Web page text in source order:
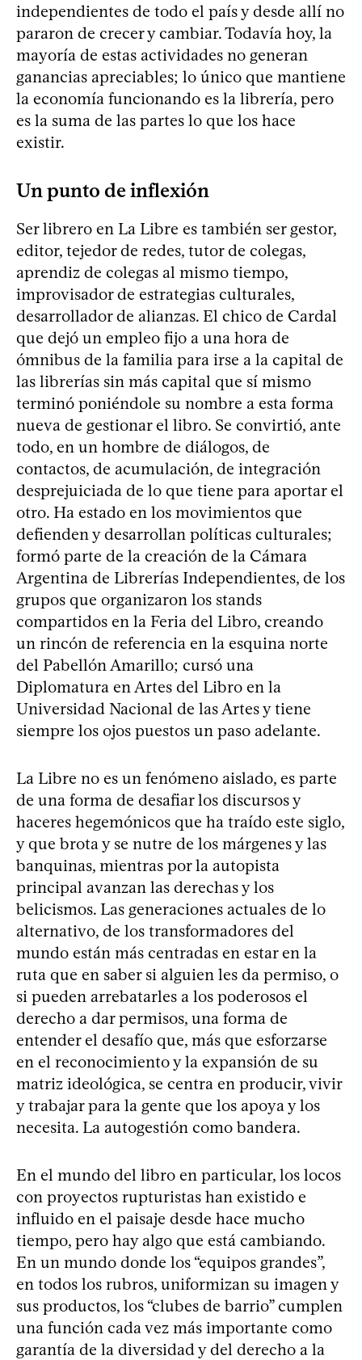
independientes de todo el país y desde allí no
pararon de crecer y cambiar. Todavía hoy, la
mayoría de estas actividades no generan
ganancias apreciables; lo único que mantiene
la economía funcionando es la librería, pero
es la suma de las partes lo que los hace
existir.
Un punto de inflexión
Ser librero en La Libre es también ser gestor,
editor, tejedor de redes, tutor de colegas,
aprendiz de colegas al mismo tiempo,
improvisador de estrategias culturales,
desarrollador de alianzas. El chico de Cardal
que dejó un empleo fijo a una hora de
ómnibus de la familia para irse a la capital de
las librerías sin más capital que sí mismo
terminó poniéndole su nombre a esta forma
nueva de gestionar el libro. Se convirtió, ante
todo, en un hombre de diálogos, de
contactos, de acumulación, de integración
desprejuiciada de lo que tiene para aportar el
otro. Ha estado en los movimientos que
defienden y desarrollan políticas culturales;
formó parte de la creación de la Cámara
Argentina de Librerías Independientes, de los
grupos que organizaron los stands
compartidos en la Feria del Libro, creando
un rincón de referencia en la esquina norte
del Pabellón Amarillo; cursó una
Diplomatura en Artes del Libro en la
Universidad Nacional de las Artes y tiene
siempre los ojos puestos un paso adelante.
La Libre no es un fenómeno aislado, es parte
de una forma de desafiar los discursos y
haceres hegemónicos que ha traído este siglo,
y que brota y se nutre de los márgenes y las
banquinas, mientras por la autopista
principal avanzan las derechas y los
belicismos. Las generaciones actuales de lo
alternativo, de los transformadores del
mundo están más centradas en estar en la
ruta que en saber si alguien les da permiso, o
si pueden arrebatarles a los poderosos el
derecho a dar permisos, una forma de
entender el desafío que, más que esforzarse
en el reconocimiento y la expansión de su
matriz ideológica, se centra en producir, vivir
y trabajar para la gente que los apoya y los
necesita. La autogestión como bandera.
En el mundo del libro en particular, los locos
con proyectos rupturistas han existido e
influido en el paisaje desde hace mucho
tiempo, pero hay algo que está cambiando.
En un mundo donde los “equipos grandes”,
en todos los rubros, uniformizan su imagen y
sus productos, los “clubes de barrio” cumplen
una función cada vez más importante como
garantía de la diversidad y del derecho a la